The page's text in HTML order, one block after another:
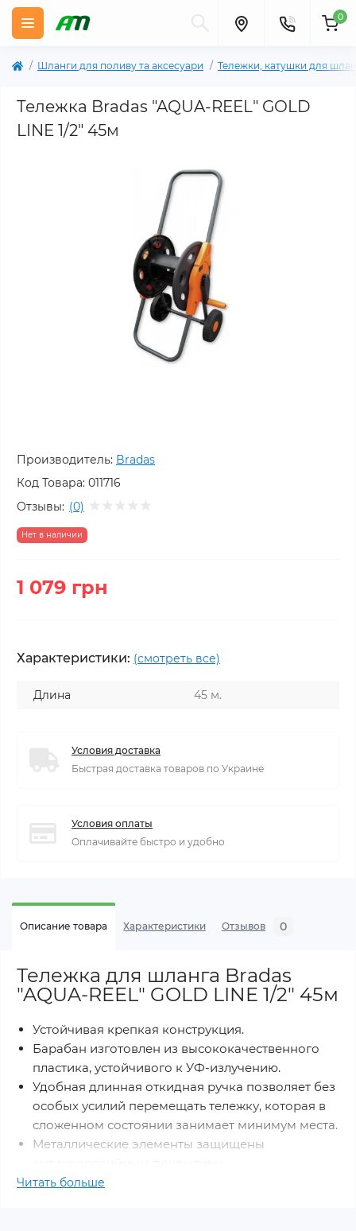
0
Шланги для поливу та аксесуари Тележки, катушки для
Тележка Bradas "AQUA-REEL" GOLD
LINE 1/2" 45м
Производитель: Bradas
Код Товара: 011716
Отзывы: (0)
Нет в наличии
1 079 грн
Характеристики: (смотреть все)
Длина 45 м.
Условия доставка
Быстрая доставка товаров по Украине
Условия оплаты
Оплачивайте быстро и удобно
Описание товара Характеристики Отзывов 0
Тележка для шланга Bradas
"AQUA-REEL" GOLD LINE 1/2" 45м
Устойчивая крепкая конструкция.
Барабан изготовлен из высококачественного
пластика, устойчивого к УФ-излучению.
Удобная длинная откидная ручка позволяет без
особых усилий перемещать тележку, которая в
сложенном состоянии занимает минимум места.
Металлические элементы защищены
Барабан с вращающимся адаптером
Читать больше